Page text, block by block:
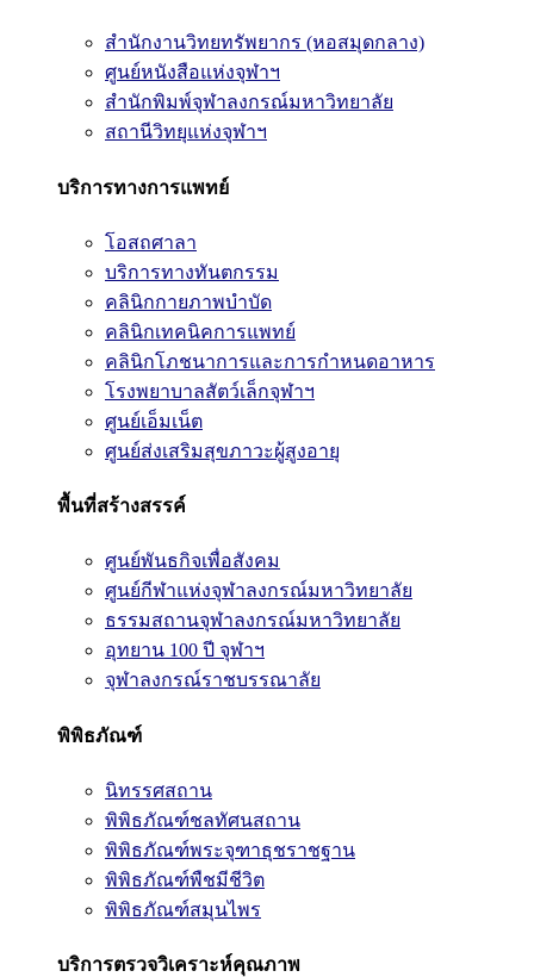
สำนักงานวิทยทรัพยากร (หอสมุดกลาง)
ศูนย์หนังสือแห่งจุฬาฯ
สำนักพิมพ์จุฬาลงกรณ์มหาวิทยาลัย
สถานีวิทยุแห่งจุฬาฯ
บริการทางการแพทย์
โอสถศาลา
บริการทางทันตกรรม
คลินิกกายภาพบำบัด
คลินิกเทคนิคการแพทย์
คลินิกโภชนาการและการกำหนดอาหาร
โรงพยาบาลสัตว์เล็กจุฬาฯ
ศูนย์เอ็มเน็ต
ศูนย์ส่งเสริมสุขภาวะผู้สูงอายุ
พื้นที่สร้างสรรค์
ศูนย์พันธกิจเพื่อสังคม
ศูนย์กีฬาแห่งจุฬาลงกรณ์มหาวิทยาลัย
ธรรมสถานจุฬาลงกรณ์มหาวิทยาลัย
อุทยาน 100 ปี จุฬาฯ
จุฬาลงกรณ์ราชบรรณาลัย
พิพิธภัณฑ์
นิทรรศสถาน
พิพิธภัณฑ์ชลทัศนสถาน
พิพิธภัณฑ์พระจุฑาธุชราชฐาน
พิพิธภัณฑ์พืชมีชีวิต
พิพิธภัณฑ์สมุนไพร
บริการตรวจวิเคราะห์คุณภาพ